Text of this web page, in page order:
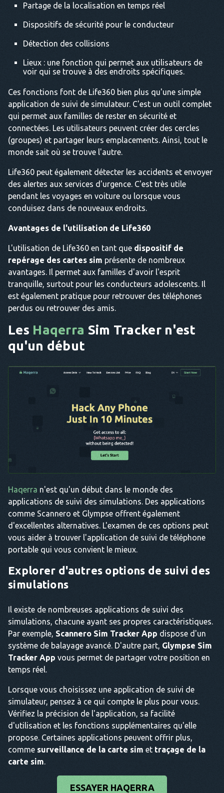
Partage de la localisation en temps réel
Dispositifs de sécurité pour le conducteur
Détection des collisions
Lieux : une fonction qui permet aux utilisateurs de
voir qui se trouve à des endroits spécifiques.
Ces fonctions font de Life360 bien plus qu'une simple
application de suivi de simulateur. C'est un outil complet
qui permet aux familles de rester en sécurité et
connectées. Les utilisateurs peuvent créer des cercles
(groupes) et partager leurs emplacements. Ainsi, tout le
monde sait où se trouve l'autre.
Life360 peut également détecter les accidents et envoyer
des alertes aux services d'urgence. C'est très utile
pendant les voyages en voiture ou lorsque vous
conduisez dans de nouveaux endroits.
Avantages de l'utilisation de Life360
L'utilisation de Life360 en tant que dispositif de
repérage des cartes sim présente de nombreux
avantages. Il permet aux familles d'avoir l'esprit
tranquille, surtout pour les conducteurs adolescents. Il
est également pratique pour retrouver des téléphones
perdus ou retrouver des amis.
Les Haqerra Sim Tracker n'est
qu'un début
Haqerra n'est qu'un début dans le monde des
applications de suivi des simulations. Des applications
comme Scannero et Glympse offrent également
d'excellentes alternatives. L'examen de ces options peut
vous aider à trouver l'application de suivi de téléphone
portable qui vous convient le mieux.
Explorer d'autres options de suivi des
simulations
Il existe de nombreuses applications de suivi des
simulations, chacune ayant ses propres caractéristiques.
Par exemple, Scannero Sim Tracker App dispose d'un
système de balayage avancé. D'autre part, Glympse Sim
Tracker App vous permet de partager votre position en
temps réel.
Lorsque vous choisissez une application de suivi de
simulateur, pensez à ce qui compte le plus pour vous.
Vérifiez la précision de l'application, sa facilité
d'utilisation et les fonctions supplémentaires qu'elle
propose. Certaines applications peuvent offrir plus,
comme surveillance de la carte sim et traçage de la
carte sim.
ESSAYER HAQERRA